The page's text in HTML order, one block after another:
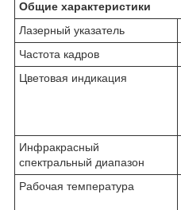
Общие характеристики
Лазерный указатель
Частота кадров
Цветовая индикация
Инфракрасный
спектральный диапазон
Рабочая температура